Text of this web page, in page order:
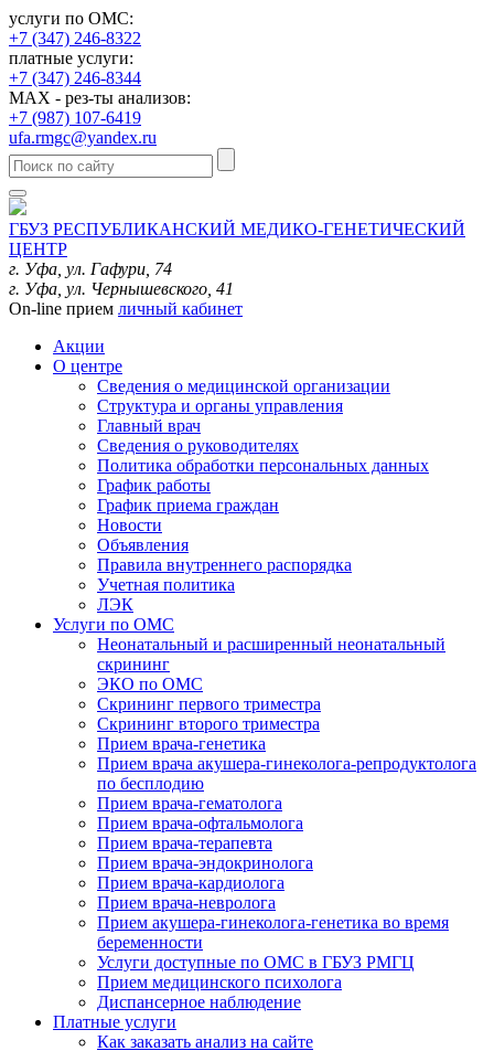
услуги по ОМС:
+7 (347) 246-8322
платные услуги:
+7 (347) 246-8344
MAX - рез-ты анализов:
+7 (987) 107-6419
ufa.rmgc@yandex.ru
ГБУЗ РЕСПУБЛИКАНСКИЙ МЕДИКО-ГЕНЕТИЧЕСКИЙ
ЦЕНТР
г. Уфа, ул. Гафури, 74
г. Уфа, ул. Чернышевского, 41
On-line прием личный кабинет
Акции
О центре
Сведения о медицинской организации
Структура и органы управления
Главный врач
Сведения о руководителях
Политика обработки персональных данных
График работы
График приема граждан
Новости
Объявления
Правила внутреннего распорядка
Учетная политика
ЛЭК
Услуги по ОМС
Неонатальный и расширенный неонатальный
скрининг
ЭКО по ОМС
Скрининг первого триместра
Скрининг второго триместра
Прием врача-генетика
Прием врача акушера-гинеколога-репродуктолога
по бесплодию
Прием врача-гематолога
Прием врача-офтальмолога
Прием врача-терапевта
Прием врача-эндокринолога
Прием врача-кардиолога
Прием врача-невролога
Прием акушера-гинеколога-генетика во время
беременности
Услуги доступные по ОМС в ГБУЗ РМГЦ
Прием медицинского психолога
Диспансерное наблюдение
Платные услуги
Как заказать анализ на сайте